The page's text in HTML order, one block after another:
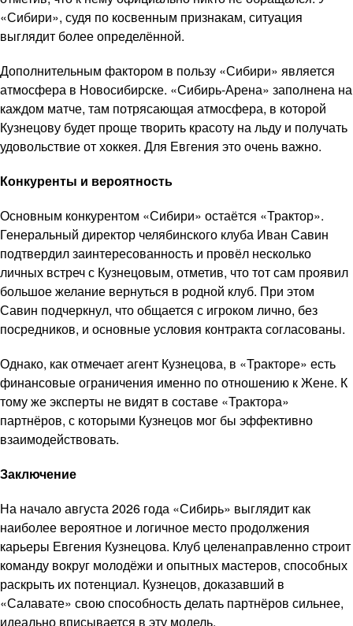
«Сибири», судя по косвенным признакам, ситуация
выглядит более определённой.
Дополнительным фактором в пользу «Сибири» является
атмосфера в Новосибирске. «Сибирь-Арена» заполнена на
каждом матче, там потрясающая атмосфера, в которой
Кузнецову будет проще творить красоту на льду и получать
удовольствие от хоккея. Для Евгения это очень важно.
Конкуренты и вероятность
Основным конкурентом «Сибири» остаётся «Трактор».
Генеральный директор челябинского клуба Иван Савин
подтвердил заинтересованность и провёл несколько
личных встреч с Кузнецовым, отметив, что тот сам проявил
большое желание вернуться в родной клуб. При этом
Савин подчеркнул, что общается с игроком лично, без
посредников, и основные условия контракта согласованы.
Однако, как отмечает агент Кузнецова, в «Тракторе» есть
финансовые ограничения именно по отношению к Жене. К
тому же эксперты не видят в составе «Трактора»
партнёров, с которыми Кузнецов мог бы эффективно
взаимодействовать.
Заключение
На начало августа 2026 года «Сибирь» выглядит как
наиболее вероятное и логичное место продолжения
карьеры Евгения Кузнецова. Клуб целенаправленно строит
команду вокруг молодёжи и опытных мастеров, способных
раскрыть их потенциал. Кузнецов, доказавший в
«Салавате» свою способность делать партнёров сильнее,
идеально вписывается в эту модель.